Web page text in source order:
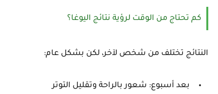
كم تحتاج من الوقت لرؤية نتائج اليوغا؟
النتائج تختلف من شخص لآخر، لكن بشكل عام:
بعد أسبوع: شعور بالراحة وتقليل التوتر